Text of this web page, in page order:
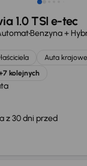
1.0 TSI e-tec
Benzyna +
Auta krajowe
kolejnych
z 30 dni przed
VAT